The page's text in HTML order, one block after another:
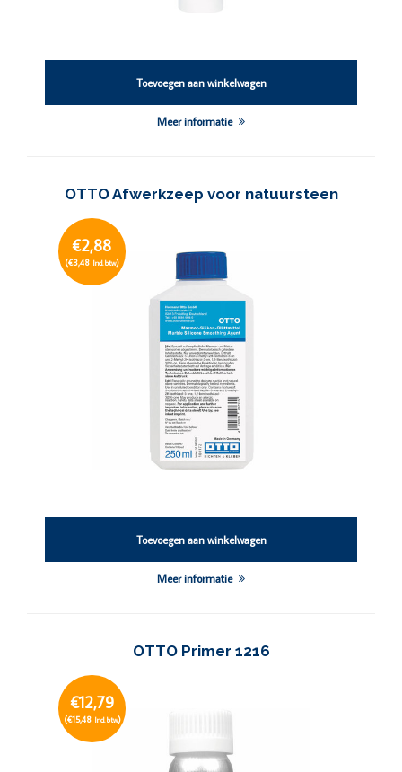
Toevoegen aan winkelwagen
Meer informatie
OTTO Afwerkzeep voor natuursteen
€2,88
(€3,48 Incl. btw)
Toevoegen aan winkelwagen
Meer informatie
OTTO Primer 1216
€12,79
(€15,48 Incl. btw)